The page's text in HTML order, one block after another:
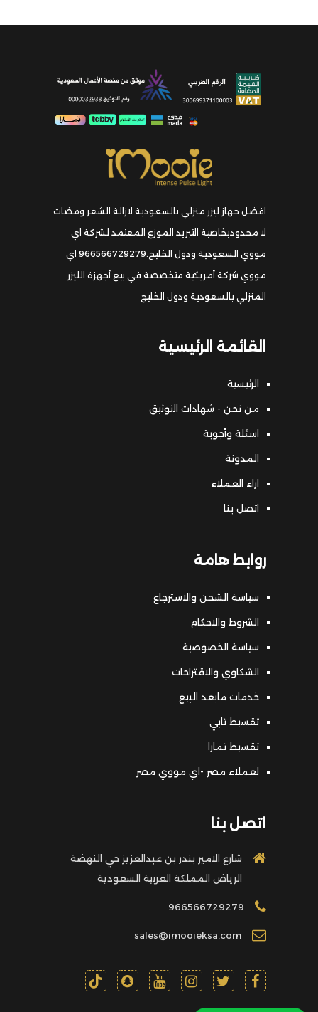
افضل جهاز ليزر منزلي بالسعودية لازالة الشعر ومضات
لا محدودبخاصية التبريد الموزع المعتمد لشركة اي
مووي السعودية ودول الخليج.966566729279 اي
مووي شركة أمريكية متخصصة في بيع أجهزة الليزر
المنزلي بالسعودية ودول الخليج
القائمة الرئيسية
الرئيسية
من نحن - شهادات التوثيق
اسئلة وأجوبة
المدونة
اراء العملاء
اتصل بنا
روابط هامة
سياسة الشحن والاسترجاع
الشروط والاحكام
سياسة الخصوصية
الشكاوي والاقتراحات
خدمات مابعد البيع
تقسيط تابي
تقسيط تمارا
لعملاء مصر -اي مووي مصر
اتصل بنا
شارع الامير بندر بن عبدالعزيز حي النهضة
الرياض المملكة العربية السعودية
966566729279
sales@imooieksa.com